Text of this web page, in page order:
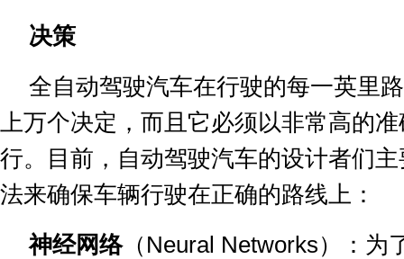
决策
全自动驾驶汽车在行驶的每一英里
上万个决定，而且它必须以非常高的
行。目前，自动驾驶汽车的设计者们
法来确保车辆行驶在正确的路线上：
神经网络（ Neural Networks）：为